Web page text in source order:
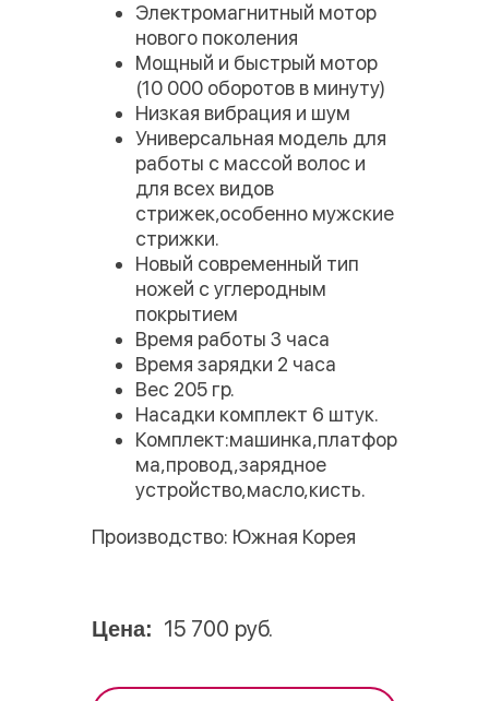
Электромагнитный мотор
нового поколения
Мощный и быстрый мотор
(10 000 оборотов в минуту)
Низкая вибрация и шум
Универсальная модель для
работы с массой волос и
для всех видов
стрижек,особенно мужские
стрижки.
Новый современный тип
ножей с углеродным
покрытием
Время работы 3 часа
Время зарядки 2 часа
Вес 205 гр.
Насадки комплект 6 штук.
Комплект:машинка,платфор
ма,провод,зарядное
устройство,масло,кисть.
Производство: Южная Корея
Цена: 15 700 руб.